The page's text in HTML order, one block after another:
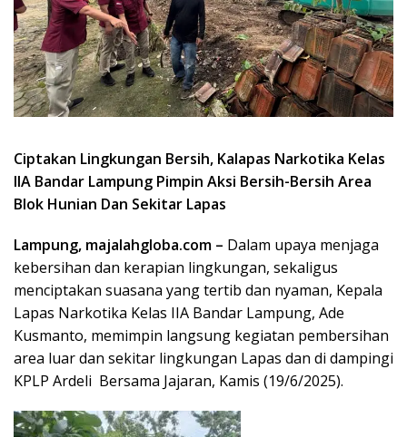
Ciptakan Lingkungan Bersih, Kalapas Narkotika Kelas
IIA Bandar Lampung Pimpin Aksi Bersih-Bersih Area
Blok Hunian Dan Sekitar Lapas
Lampung, majalahgloba.com – Dalam upaya menjaga
kebersihan dan kerapian lingkungan, sekaligus
menciptakan suasana yang tertib dan nyaman, Kepala
Lapas Narkotika Kelas IIA Bandar Lampung, Ade
Kusmanto, memimpin langsung kegiatan pembersihan
area luar dan sekitar lingkungan Lapas dan di dampingi
KPLP Ardeli Bersama Jajaran, Kamis (19/6/2025).